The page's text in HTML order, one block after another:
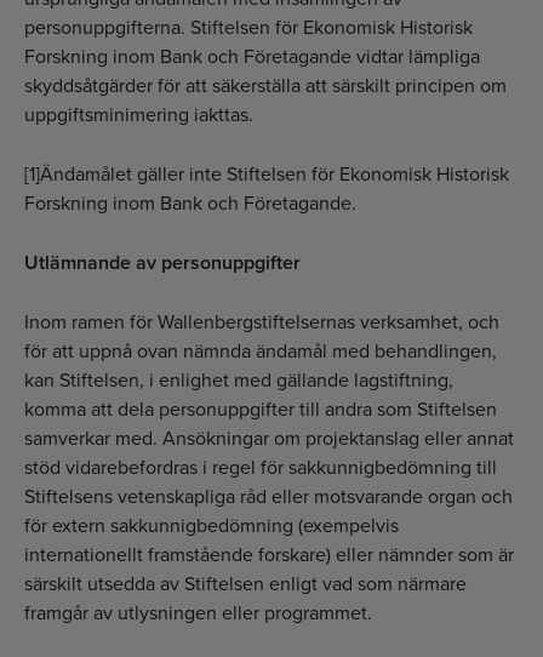
personuppgifterna. Stiftelsen för Ekonomisk Historisk
Forskning inom Bank och Företagande vidtar lämpliga
skyddsåtgärder för att säkerställa att särskilt principen om
uppgiftsminimering iakttas.
[1]Ändamålet gäller inte Stiftelsen för Ekonomisk Historisk
Forskning inom Bank och Företagande.
Utlämnande av personuppgifter
Inom ramen för Wallenbergstiftelsernas verksamhet, och
för att uppnå ovan nämnda ändamål med behandlingen,
kan Stiftelsen, i enlighet med gällande lagstiftning,
komma att dela personuppgifter till andra som Stiftelsen
samverkar med. Ansökningar om projektanslag eller annat
stöd vidarebefordras i regel för sakkunnigbedömning till
Stiftelsens vetenskapliga råd eller motsvarande organ och
för extern sakkunnigbedömning (exempelvis
internationellt framstående forskare) eller nämnder som är
särskilt utsedda av Stiftelsen enligt vad som närmare
framgår av utlysningen eller programmet.